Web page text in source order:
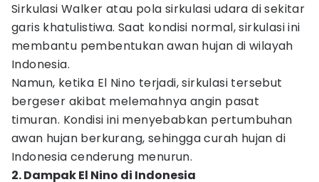
Sirkulasi Walker atau pola sirkulasi udara di sekitar
garis khatulistiwa. Saat kondisi normal, sirkulasi ini
membantu pembentukan awan hujan di wilayah
Indonesia.
Namun, ketika El Nino terjadi, sirkulasi tersebut
bergeser akibat melemahnya angin pasat
timuran. Kondisi ini menyebabkan pertumbuhan
awan hujan berkurang, sehingga curah hujan di
Indonesia cenderung menurun.
2. Dampak El Nino di Indonesia